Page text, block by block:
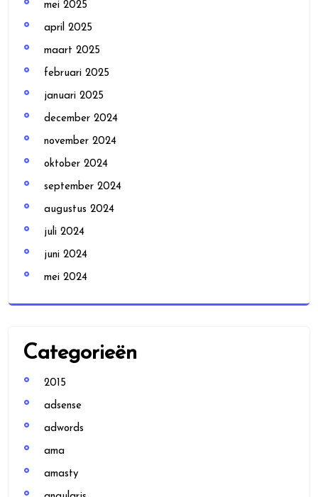
mei 2025
april 2025
maart 2025
februari 2025
januari 2025
december 2024
november 2024
oktober 2024
september 2024
augustus 2024
juli 2024
juni 2024
mei 2024
Categorieën
2015
adsense
adwords
ama
amasty